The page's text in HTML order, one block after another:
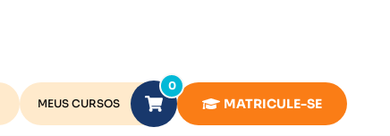
MEUS CURSOS
0
MATRICULE-SE